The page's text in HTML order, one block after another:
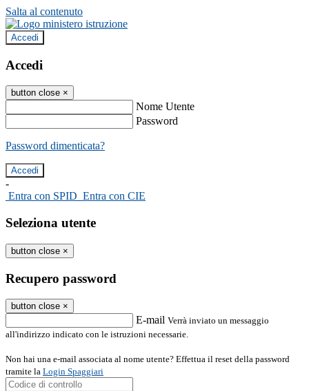
Salta al contenuto
Accedi
Accedi
button close ×
Nome Utente
Password
Password dimenticata?
-
Entra con SPID Entra con CIE
Seleziona utente
button close ×
Recupero password
button close ×
E-mail Verrà inviato un messaggio
all'indirizzo indicato con le istruzioni necessarie.
Non hai una e-mail associata al nome utente? Effettua il reset della password
tramite la Login Spaggiari